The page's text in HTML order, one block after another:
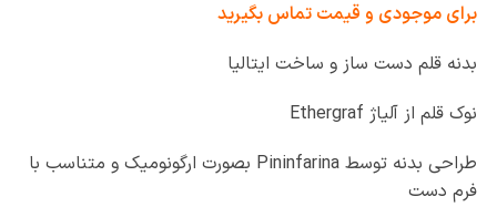
برای موجودی و قیمت تماس بگیرید
بدنه قلم دست ساز و ساخت ایتالیا
نوک قلم از آلیاژ Ethergraf
طراحی بدنه توسط Pininfarina بصورت ارگونومیک و متناسب با
فرم دست